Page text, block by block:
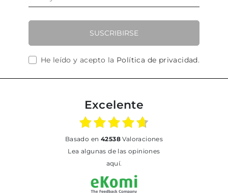
SUSCRIBIRSE
He leído y acepto la Política de privacidad.
Excelente
basado en 42538Valoraciones
Lea algunas de las opiniones
aquí.